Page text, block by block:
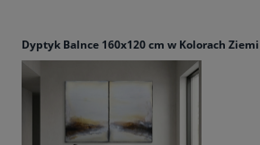
Dyptyk Balnce 160x120 cm w Kolorach Ziemi